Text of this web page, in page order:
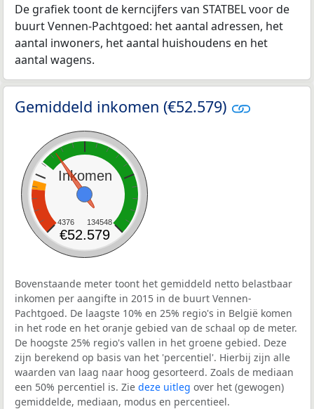
De grafiek toont de kerncijfers van STATBEL voor de
buurt Vennen-Pachtgoed: het aantal adressen, het
aantal inwoners, het aantal huishoudens en het
aantal wagens.
Gemiddeld inkomen (€52.579)
Inkomen
4376 134548
€52.579
Bovenstaande meter toont het gemiddeld netto belastbaar
inkomen per aangifte in 2015 in de buurt Vennen-
Pachtgoed. De laagste 10% en 25% regio's in België komen
in het rode en het oranje gebied van de schaal op de meter.
De hoogste 25% regio's vallen in het groene gebied. Deze
zijn berekend op basis van het 'percentiel'. Hierbij zijn alle
waarden van laag naar hoog gesorteerd. Zoals de mediaan
een 50% percentiel is. Zie deze uitleg over het (gewogen)
gemiddelde, mediaan, modus en percentieel.